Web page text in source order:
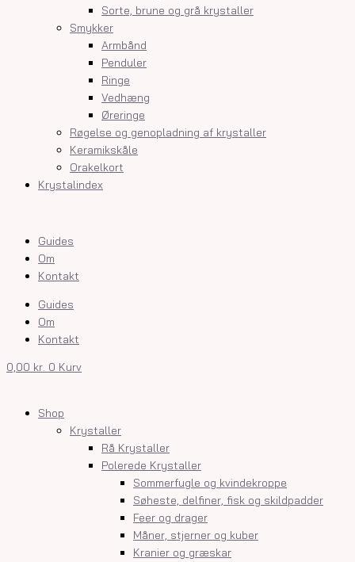
Sorte, brune og grå krystaller
Smykker
Armbånd
Penduler
Ringe
Vedhæng
Øreringe
Røgelse og genopladning af krystaller
Keramikskåle
Orakelkort
Krystalindex
Guides
Om
Kontakt
Guides
Om
Kontakt
0,00 kr. 0 Kurv
Shop
Krystaller
Rå Krystaller
Polerede Krystaller
Sommerfugle og kvindekroppe
Søheste, delfiner, fisk og skildpadder
Feer og drager
Måner, stjerner og kuber
Kranier og græskar